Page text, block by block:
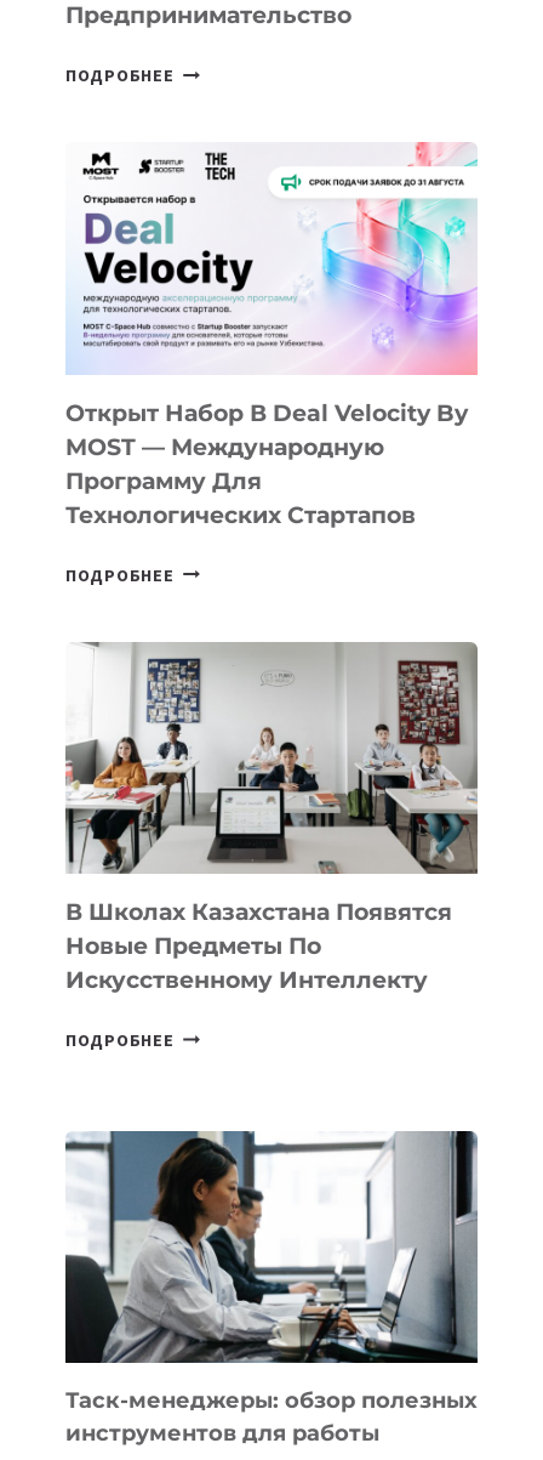
Предпринимательство
ПОДРОБНЕЕ ОТ
АЛМАТЫ:
AI
YOUTH
CAMP
ДАЛ
30
ПОДРОСТКАМ
БИЛЕТ
IT-
ПРЕДПРИНИМАТЕЛЬСТВО
Открыт Набор В Deal Velocity By
MOST — Международную
Программу Для
Технологических Стартапов
ПОДРОБНЕЕ ОТКРЫТ
DEAL
VELOCITY
BY
MOST
—
МЕЖДУНАРОДНУЮ
ПРОГРАММУ
ДЛЯ
ТЕХНОЛОГИЧЕСКИХ
В Школах Казахстана Появятся
Новые Предметы По
Искусственному Интеллекту
ПОДРОБНЕЕ В
НОВЫЕ
ПРЕДМЕТЫ
ПО
ИСКУССТВЕННОМУ
ИНТЕЛЛЕКТУ
Таск-менеджеры: обзор полезных
инструментов для работы